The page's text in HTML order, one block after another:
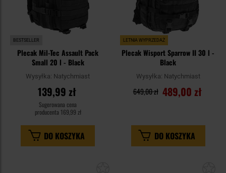
BESTSELLER
Plecak Mil-Tec Assault Pack
Small 20 l - Black
Wysyłka: Natychmiast
139,99 zł
Sugerowana cena
producenta 169,99 zł
DO KOSZYKA
LETNIA WYPRZEDAŻ
Plecak Wisport Sparrow II 30 l -
Black
Wysyłka: Natychmiast
489,00 zł
649,00 zł
DO KOSZYKA